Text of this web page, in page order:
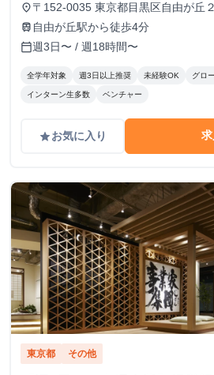
place 〒152-0035 東京都目黒区自由が丘
二ビル 3F
train 自由が丘駅から徒歩4分
calendar_today週3日〜 / 週18時間〜
全学年対象 週3日以上推奨 未経験OK グロ
インターン生多数 ベンチャー
gradeお気に入り
東京都 その他